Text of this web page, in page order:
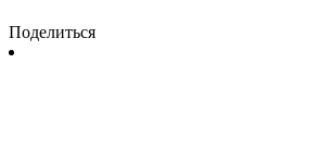
Поделиться